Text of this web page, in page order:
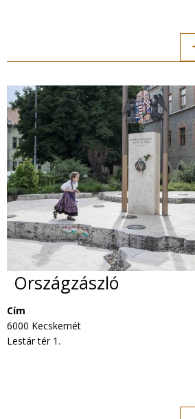
Országzászló
Cím
6000 Kecskemét
Lestár tér 1.